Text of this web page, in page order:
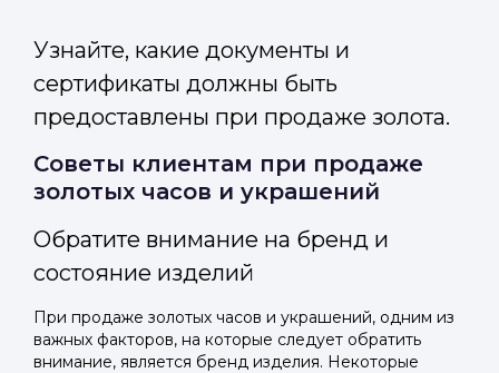
Узнайте, какие документы и
сертификаты должны быть
предоставлены при продаже золота.
Советы клиентам при продаже
золотых часов и украшений
Обратите внимание на бренд и
состояние изделий
При продаже золотых часов и украшений, одним из
важных факторов, на которые следует обратить
внимание, является бренд изделия. Некоторые